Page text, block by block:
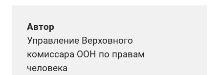
Автор
Управление Верховного
комиссара ООН по правам
человека